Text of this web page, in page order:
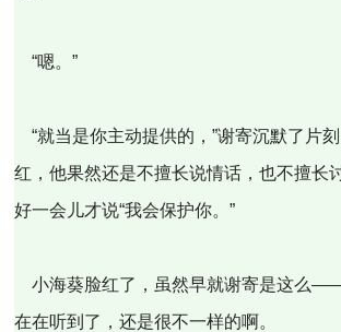
“嗯。”
“就当是你主动提供的，”谢寄沉默了片
红，他果然还是不擅长说情话，也不擅长
好一会儿才说“我会保护你。”
小海葵脸红了，虽然早就谢寄是这么
在在听到了，还是很不一样的啊。